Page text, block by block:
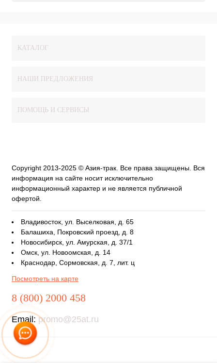
КАТАЛОГ
НАШИ ПРЕДЛОЖЕНИЯ
ПОМОЩЬ И СЕРВИСЫ
Copyright 2013-2025 © Азия-трак. Все права защищены. Вся
информация на сайте носит исключительно
информационный характер и не является публичной
офертой.
Владивосток, ул. Выселковая, д. 65
Балашиха, Покровский проезд, д. 8
Новосибирск, ул. Амурская, д. 37/1
Омск, ул. Новоомская, д. 14
Краснодар, Сормовская, д. 7, лит. ц
Посмотреть на карте
8 (800) 2000 458
Email:promo@25at.ru